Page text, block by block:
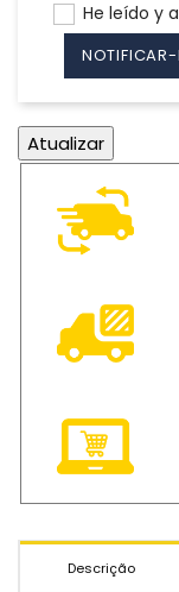
He leído y
Descrição